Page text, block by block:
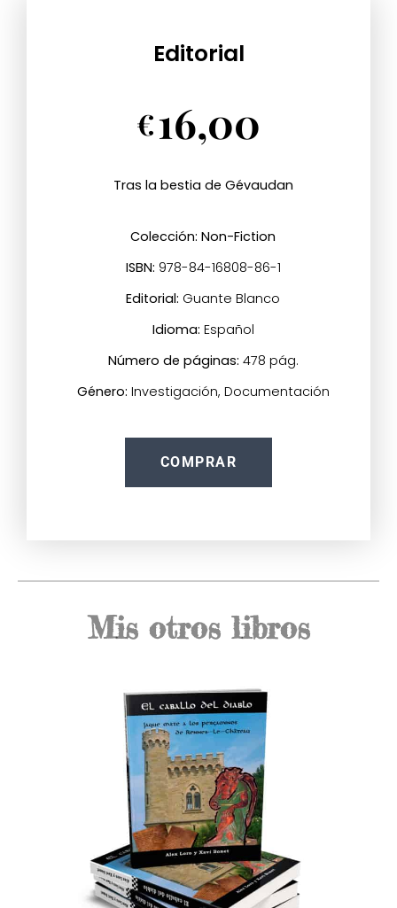
Editorial
€16,00
Tras la bestia de Gévaudan
Colección: Non-Fiction
ISBN: 978-84-16808-86-1
Editorial: Guante Blanco
Idioma: Español
Número de páginas: 478 pág.
Género: Investigación, Documentación
COMPRAR
Mis otros libros